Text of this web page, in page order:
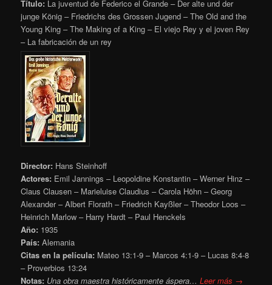
Título: La juventud de Federico el Grande – Der alte und der
junge König – Friedrichs des Grossen Jugend – The Old and the
Young King – The Making of a King – El viejo Rey y el joven Rey
– La fabricación de un rey
Director: Hans Steinhoff
Actores: Emil Jannings – Leopoldine Konstantin – Werner Hinz –
Claus Clausen – Marieluise Claudius – Carola Höhn – Georg
Alexander – Albert Florath – Friedrich Kayßler – Theodor Loos –
Heinrich Marlow – Harry Hardt – Paul Henckels
Año: 1935
País: Alemania
Citas en la película: Mateo 13:1-9 – Marcos 4:1-9 – Lucas 8:4-8
– Proverbios 13:24
Notas: Una obra maestra históricamente áspera…Leer más →